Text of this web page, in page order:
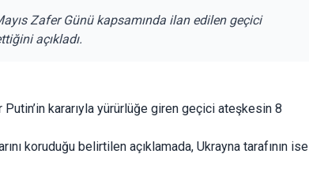
Zafer Günü kapsamında ilan edilen geçici
açıkladı.
Putin’in kararıyla yürürlüğe giren geçici ateşkesin 8
koruduğu belirtilen açıklamada, Ukrayna tarafının ise